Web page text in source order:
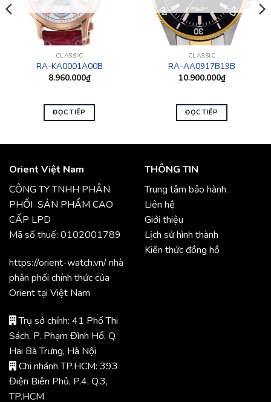
CLASSIC
RA-KA0001A00B
8.960.000₫
ĐỌC TIẾP
CLASSIC
RA-AA0917B19B
10.900.000₫
ĐỌC TIẾP
Orient Việt Nam
CÔNG TY TNHH PHÂN
PHỐI SẢN PHẨM CAO
CẤP LPD
Mã số thuế: 0102001789
https://orient-watch.vn/ nhà
phân phối chính thức của
Orient tại Việt Nam
Trụ sở chính: 41 Phố Thi
Sách, P. Phạm Đình Hổ, Q.
Hai Bà Trưng, Hà Nội
Chi nhánh TP.HCM: 393
Điện Biên Phủ, P.4, Q.3,
TP.HCM
THÔNG TIN
Trung tâm bảo hành
Liên hệ
Giới thiệu
Lịch sử hình thành
Kiến thức đồng hồ